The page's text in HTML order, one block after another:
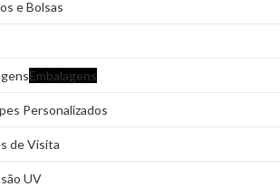
e Bolsas
Embalagens
Personalizados
de Visita
UV